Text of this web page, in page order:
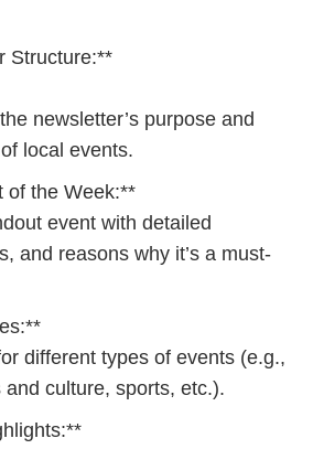
Structure:**
newsletter’s purpose and
local events.
of the Week:**
event with detailed
and reasons why it’s a must-
different types of events (e.g.,
culture, sports, etc.).